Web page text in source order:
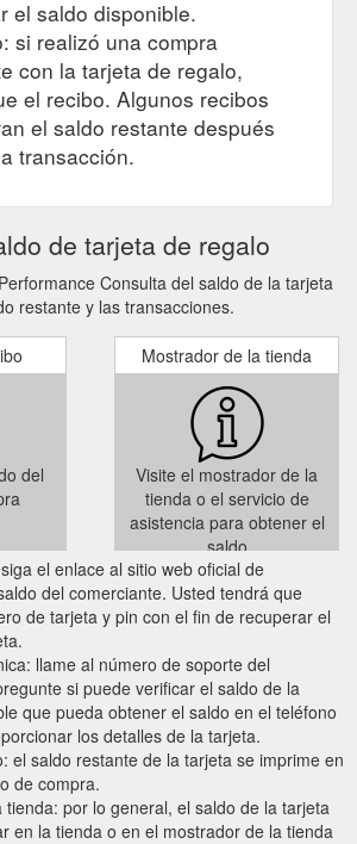
el saldo disponible.
si realizó una compra
con la tarjeta de regalo,
el recibo. Algunos recibos
el saldo restante después
transacción.
de tarjeta de regalo
Consulta del saldo de la tarjeta
restante y las transacciones.
del
Mostrador de la tienda
Visite el mostrador de la
tienda o el servicio de
asistencia para obtener el
saldo
el enlace al sitio web oficial de
del comerciante. Usted tendrá que
de tarjeta y pin con el fin de recuperar el
llame al número de soporte del
si puede verificar el saldo de la
que pueda obtener el saldo en el teléfono
los detalles de la tarjeta.
el saldo restante de la tarjeta se imprime en
de compra.
tienda: por lo general, el saldo de la tarjeta
en la tienda o en el mostrador de la tienda